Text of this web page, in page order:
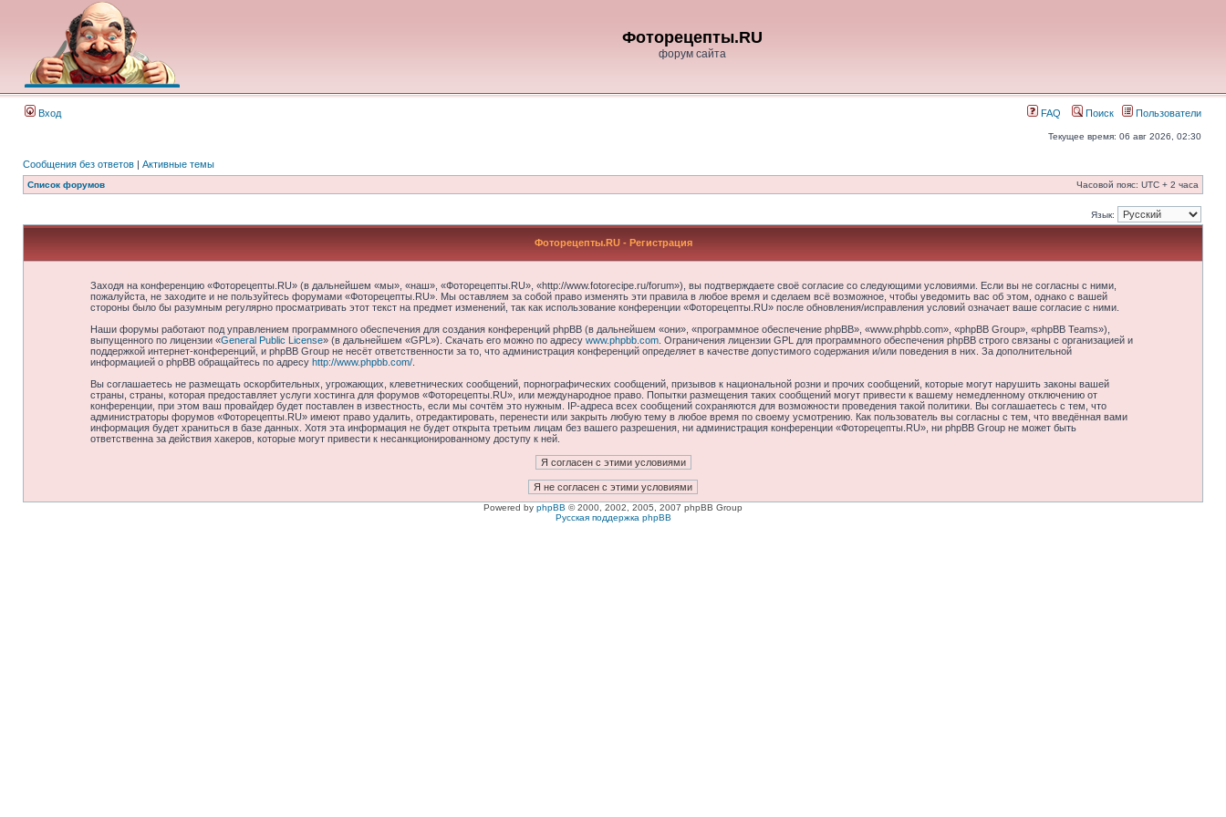
Фоторецепты.RU
форум сайта
Вход FAQ Поиск Пользователи
Текущее время: 06 авг 2026, 02:30
Сообщения без ответов | Активные темы
Список форумов Часовой пояс: UTC + 2 часа
Язык:
Фоторецепты.RU - Регистрация
Заходя на конференцию «Фоторецепты.RU» (в дальнейшем «мы», «наш», «Фоторецепты.RU», «http://www.fotorecipe.ru/forum»), вы подтверждаете своё согласие со следующими условиями. Если вы не согласны с ними,
пожалуйста, не заходите и не пользуйтесь форумами «Фоторецепты.RU». Мы оставляем за собой право изменять эти правила в любое время и сделаем всё возможное, чтобы уведомить вас об этом, однако с вашей
стороны было бы разумным регулярно просматривать этот текст на предмет изменений, так как использование конференции «Фоторецепты.RU» после обновления/исправления условий означает ваше согласие с ними.
Наши форумы работают под управлением программного обеспечения для создания конференций phpBB (в дальнейшем «они», «программное обеспечение phpBB», «www.phpbb.com», «phpBB Group», «phpBB Teams»),
выпущенного по лицензии «General Public License» (в дальнейшем «GPL»). Скачать его можно по адресу www.phpbb.com. Ограничения лицензии GPL для программного обеспечения phpBB строго связаны с организацией и
поддержкой интернет-конференций, и phpBB Group не несёт ответственности за то, что администрация конференций определяет в качестве допустимого содержания и/или поведения в них. За дополнительной
информацией о phpBB обращайтесь по адресу http://www.phpbb.com/.
Вы соглашаетесь не размещать оскорбительных, угрожающих, клеветнических сообщений, порнографических сообщений, призывов к национальной розни и прочих сообщений, которые могут нарушить законы вашей
страны, страны, которая предоставляет услуги хостинга для форумов «Фоторецепты.RU», или международное право. Попытки размещения таких сообщений могут привести к вашему немедленному отключению от
конференции, при этом ваш провайдер будет поставлен в известность, если мы сочтём это нужным. IP-адреса всех сообщений сохраняются для возможности проведения такой политики. Вы соглашаетесь с тем, что
администраторы форумов «Фоторецепты.RU» имеют право удалить, отредактировать, перенести или закрыть любую тему в любое время по своему усмотрению. Как пользователь вы согласны с тем, что введённая вами
информация будет храниться в базе данных. Хотя эта информация не будет открыта третьим лицам без вашего разрешения, ни администрация конференции «Фоторецепты.RU», ни phpBB Group не может быть
ответственна за действия хакеров, которые могут привести к несанкционированному доступу к ней.
Powered by phpBB © 2000, 2002, 2005, 2007 phpBB Group
Русская поддержка phpBB